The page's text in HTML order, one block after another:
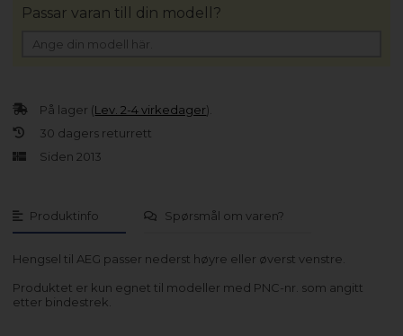
Produktinfo Spørsmål om varen?
Hengsel til AEG passer nederst høyre eller øverst venstre.
Produktet er kun egnet til modeller med PNC-nr. som angitt
etter bindestrek.
På lager (Lev. 2-4 virkedager).
30 dagers returrett
Siden 2013
Passar varan till din modell?